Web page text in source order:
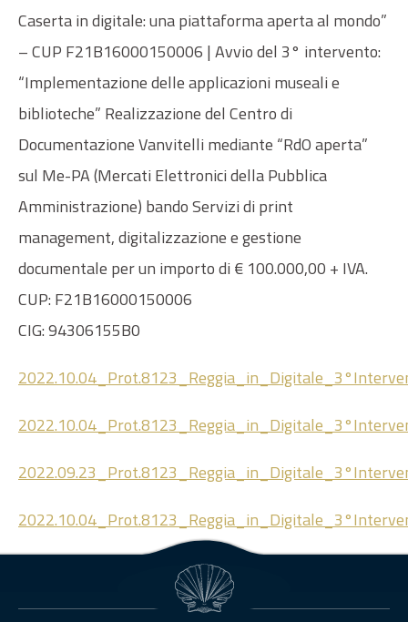
Caserta in digitale: una piattaforma aperta al mondo”
– CUP F21B16000150006 | Avvio del 3° intervento:
“Implementazione delle applicazioni museali e
biblioteche” Realizzazione del Centro di
Documentazione Vanvitelli mediante “RdO aperta”
sul Me-PA (Mercati Elettronici della Pubblica
Amministrazione) bando Servizi di print
management, digitalizzazione e gestione
documentale per un importo di € 100.000,00 + IVA.
CUP: F21B16000150006
CIG: 94306155B0